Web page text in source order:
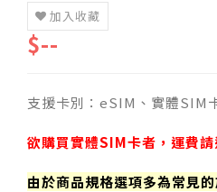
加入收藏
$--
支援卡別：eSIM、實體SIM
欲購買實體SIM卡者，運費請
由於商品規格選項多為常見